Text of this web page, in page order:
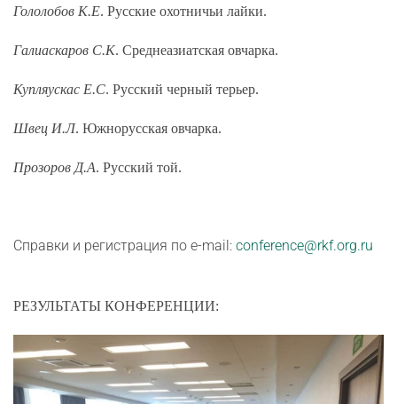
Гололобов К.Е. Русские охотничьи лайки.
Галиаскаров С.К. Среднеазиатская овчарка.
Купляускас Е.С. Русский черный терьер.
Швец И.Л. Южнорусская овчарка.
Прозоров Д.А. Русский той.
Справки и регистрация по e-mail: conference@rkf.org.ru
РЕЗУЛЬТАТЫ КОНФЕРЕНЦИИ: